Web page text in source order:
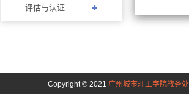
评估与认证
Copyright © 2021 广州城市理工学院教务处